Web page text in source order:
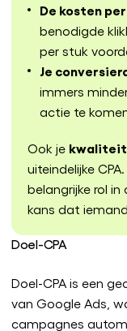
De kosten
benodigde
per stuk
Je
immers
actie te
Ook je
uiteindelijke
belangrijke rol in
kans dat
Doel-CPA
Doel-CPA is een
van Google Ads,
campagnes